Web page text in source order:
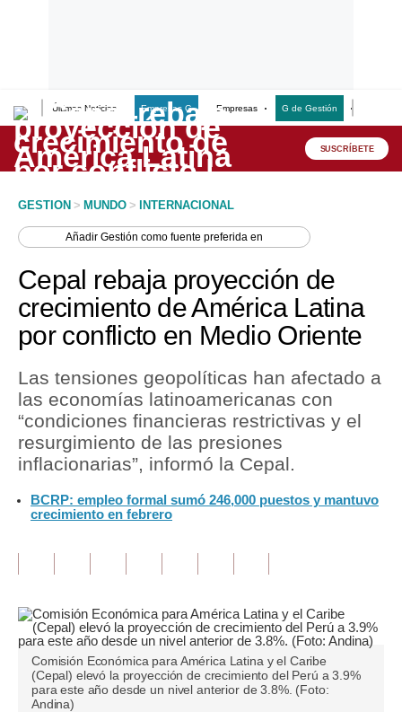
Últimas Noticias Empresas G Empresas G de Gestión
Lo último
Peru Quiosco
Economía
Mercados
Política
Finanzas Personales
Inmobiliarias
Opinión
Editorial
Blogs
SUSCRÍBETE
GESTION > MUNDO > INTERNACIONAL
AñadirGestión como fuente preferida en
Cepal rebaja proyección de
crecimiento de América Latina
por conflicto en Medio Oriente
Las tensiones geopolíticas han afectado a
las economías latinoamericanas con
“condiciones financieras restrictivas y el
resurgimiento de las presiones
inflacionarias”, informó la Cepal.
BCRP: empleo formal sumó 246,000 puestos y mantuvo
crecimiento en febrero
Comisión Económica para América Latina y el Caribe
(Cepal) elevó la proyección de crecimiento del Perú a 3.9%
para este año desde un nivel anterior de 3.8%. (Foto:
Andina)